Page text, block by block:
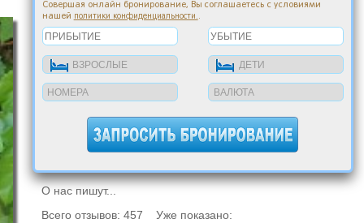
Совершая онлайн бронирование, Вы соглашаетесь с условиями
нашей
политики конфиденциальности. .
О нас пишут...
Всего отзывов: 457 Уже показано: